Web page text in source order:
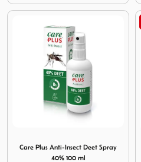
Care Plus Anti-Insect Deet Spray
40% 100 ml